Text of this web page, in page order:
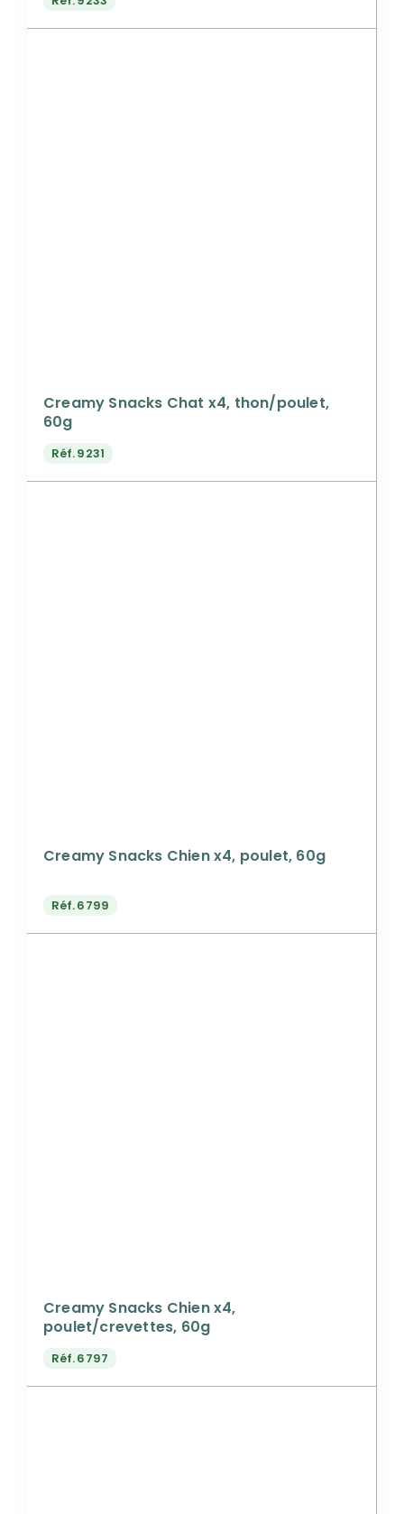
Creamy Snacks Chat x4, thon/poulet,
60g
Réf.9231
Creamy Snacks Chien x4, poulet, 60g
Réf.6799
Creamy Snacks Chien x4,
poulet/crevettes, 60g
Réf.6797